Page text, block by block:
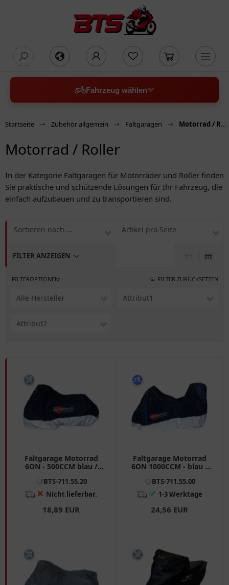
Fahrzeug wählen
Startseite Zubehör allgemein Faltgaragen Motorrad / Roller
Motorrad / Roller
In der Kategorie Faltgaragen für Motorräder und Roller finden
Sie praktische und schützende Lösungen für Ihr Fahrzeug, die
einfach aufzubauen und zu transportieren sind.
FILTER ANZEIGEN
Sortieren nach ... Artikel pro Seite
FILTEROPTIONEN: FILTER ZURÜCKSETZEN
Alle Hersteller Attribut1
Attribut2
Faltgarage Motorrad
6ON - 500CCM blau /
Honda CB, CRF, CBR
BTS-711.55.20
❌ Nicht lieferbar.
18,89 EUR
Faltgarage Motorrad
6ON 1000CCM - blau /
R, K, Moto Guzzi
California, Sport, V11
BTS-711.55.00
✅ 1-3 Werktage
24,56 EUR